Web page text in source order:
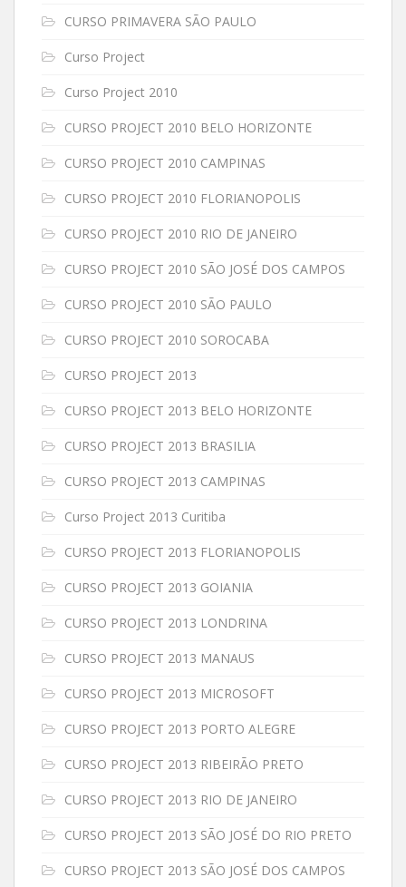
CURSO PRIMAVERA SÃO PAULO
Curso Project
Curso Project 2010
CURSO PROJECT 2010 BELO HORIZONTE
CURSO PROJECT 2010 CAMPINAS
CURSO PROJECT 2010 FLORIANOPOLIS
CURSO PROJECT 2010 RIO DE JANEIRO
CURSO PROJECT 2010 SÃO JOSÉ DOS CAMPOS
CURSO PROJECT 2010 SÃO PAULO
CURSO PROJECT 2010 SOROCABA
CURSO PROJECT 2013
CURSO PROJECT 2013 BELO HORIZONTE
CURSO PROJECT 2013 BRASILIA
CURSO PROJECT 2013 CAMPINAS
Curso Project 2013 Curitiba
CURSO PROJECT 2013 FLORIANOPOLIS
CURSO PROJECT 2013 GOIANIA
CURSO PROJECT 2013 LONDRINA
CURSO PROJECT 2013 MANAUS
CURSO PROJECT 2013 MICROSOFT
CURSO PROJECT 2013 PORTO ALEGRE
CURSO PROJECT 2013 RIBEIRÃO PRETO
CURSO PROJECT 2013 RIO DE JANEIRO
CURSO PROJECT 2013 SÃO JOSÉ DO RIO PRETO
CURSO PROJECT 2013 SÃO JOSÉ DOS CAMPOS